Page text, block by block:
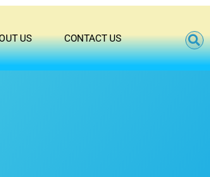
US CONTACT US